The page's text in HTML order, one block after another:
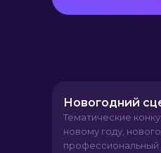
Новогодний
Тематические
новому году,